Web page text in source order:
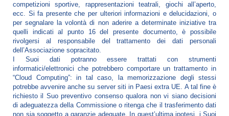
competizioni sportive, rappresentazioni teatrali, giochi all’aperto,
ecc. Si fa presente che per ulteriori informazioni e delucidazioni, o
per segnalare la volontà di non aderire a determinate iniziative tra
quelli indicati al punto 16 del presente documento, è possibile
rivolgersi al responsabile del trattamento dei dati personali
dell’Associazione sopracitato.
I Suoi dati potranno essere trattati con strumenti
informatici/elettronici che potrebbero comportare un trattamento in
“Cloud Computing”: in tal caso, la memorizzazione degli stessi
potrebbe avvenire anche su server siti in Paesi extra UE. A tal fine è
richiesto il Suo preventivo consenso qualora non vi siano decisioni
di adeguatezza della Commissione o ritenga che il trasferimento dati
non sia soggetto a garanzie adeguate. In quest’ultima ipotesi, i Suoi